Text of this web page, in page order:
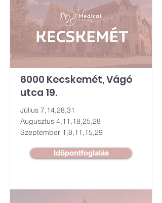
6000 Kecskemét, Vágó
utca 19.
Július 7,14,28,31
Augusztus 4,11,18,25,28
Szeptember 1,8,11,15,29
Időpontfoglalás